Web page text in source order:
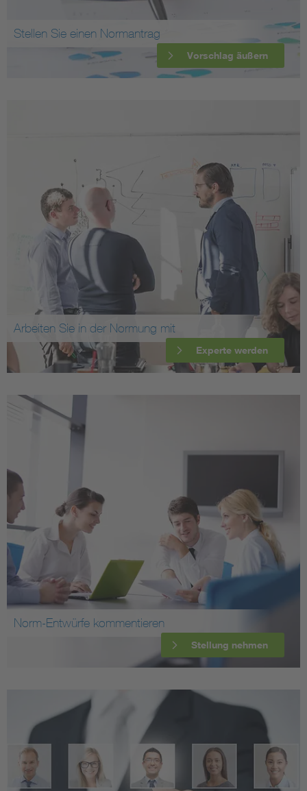
Stellen Sie einen Normantrag
Vorschlag äußern
Arbeiten Sie in der Normung mit
Experte werden
Norm-Entwürfe kommentieren
Stellung nehmen